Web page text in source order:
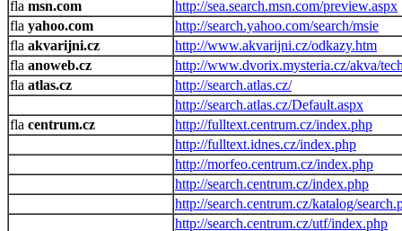
msn.com
http://sea.search.msn.com/preview.aspx
yahoo.com
http://search.yahoo.com/search/msie
akvarijni.cz
http://www.akvarijni.cz/odkazy.htm
anoweb.cz
http://www.dvorix.mysteria.cz/akva/
atlas.cz
http://search.atlas.cz/
http://search.atlas.cz/Default.aspx
centrum.cz
http://fulltext.centrum.cz/index.php
http://fulltext.idnes.cz/index.php
http://morfeo.centrum.cz/index.php
http://search.centrum.cz/index.php
http://search.centrum.cz/katalog/
http://search.centrum.cz/utf/index.php